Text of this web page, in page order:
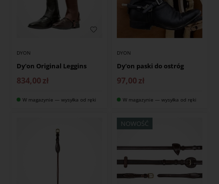
DYON
Dy'on Original Leggins
834,00 zł
W magazynie — wysyłka od ręki
DYON
Dy'on paski do ostróg
97,00 zł
W magazynie — wysyłka od ręki
NOWOŚĆ